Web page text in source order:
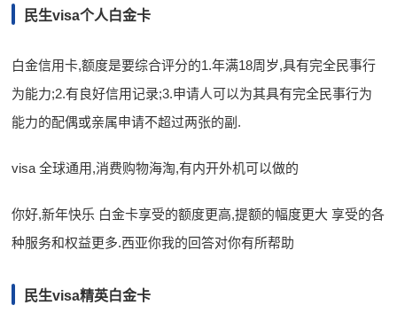
民生visa个人白金卡
白金信用卡,额度是要综合评分的1.年满18周岁,具有完全民事行
为能力;2.有良好信用记录;3.申请人可以为其具有完全民事行为
能力的配偶或亲属申请不超过两张的副.
visa 全球通用,消费购物海淘,有内开外机可以做的
你好,新年快乐 白金卡享受的额度更高,提额的幅度更大 享受的各
种服务和权益更多.西亚你我的回答对你有所帮助
民生visa精英白金卡